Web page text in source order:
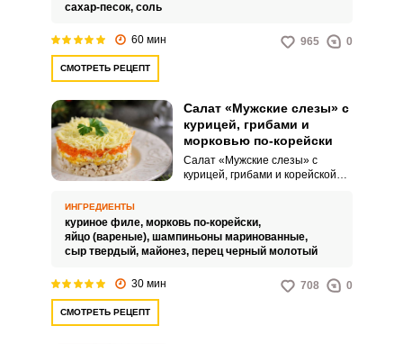
«мужскими» предпочтениями в
сахар-песок, соль
60 мин 965 0
СМОТРЕТЬ РЕЦЕПТ
Салат «Мужские слезы» с
курицей, грибами и
морковью по-корейски
Салат «Мужские слезы» с
курицей, грибами и корейской
гармонию вкусов и яркие
текстуры. Пряная корейская
морковь, нежная курочка и
непревзойденное сочетание, в
котором каждая деталь
ИНГРЕДИЕНТЫ
куриное филе, морковь по-корейски,
яйцо (вареные), шампиньоны маринованные,
сыр твердый, майонез, перец черный молотый
30 мин 708 0
СМОТРЕТЬ РЕЦЕПТ